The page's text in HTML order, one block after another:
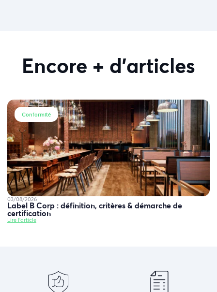
Encore + d'articles
Conformité
03/08/2026
Label B Corp : définition, critères & démarche de
certification
Lire l'article